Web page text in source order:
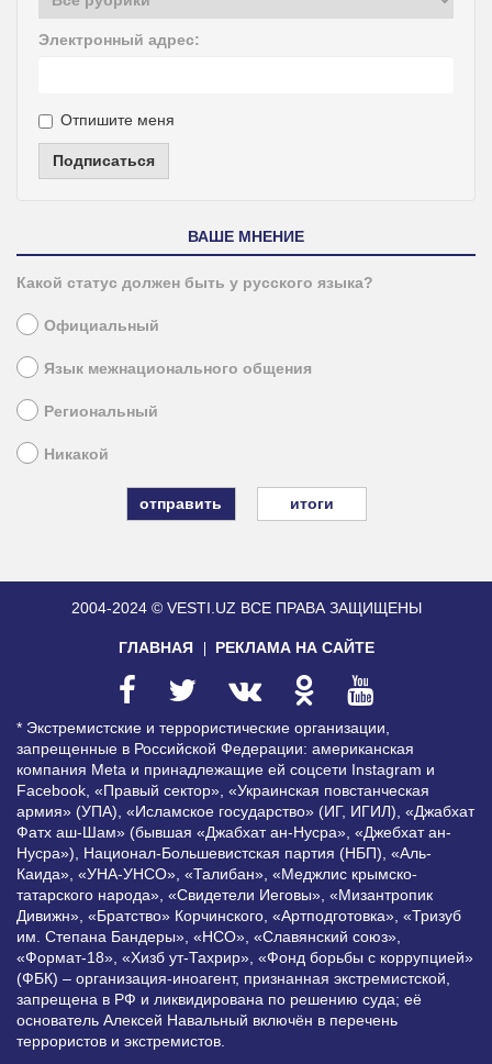
Электронный адрес:
Отпишите меня
Подписаться
ВАШЕ МНЕНИЕ
Какой статус должен быть у русского языка?
Официальный
Язык межнационального общения
Региональный
Никакой
итоги
2004-2024 © VESTI.UZ ВСЕ ПРАВА ЗАЩИЩЕНЫ
ГЛАВНАЯ РЕКЛАМА НА САЙТЕ
* Экстремистские и террористические организации,
запрещенные в Российской Федерации: американская
компания Meta и принадлежащие ей соцсети Instagram и
Facebook, «Правый сектор», «Украинская повстанческая
армия» (УПА), «Исламское государство» (ИГ, ИГИЛ), «Джабхат
Фатх аш-Шам» (бывшая «Джабхат ан-Нусра», «Джебхат ан-
Нусра»), Национал-Большевистская партия (НБП), «Аль-
Каида», «УНА-УНСО», «Талибан», «Меджлис крымско-
татарского народа», «Свидетели Иеговы», «Мизантропик
Дивижн», «Братство» Корчинского, «Артподготовка», «Тризуб
им. Степана Бандеры», «НСО», «Славянский союз»,
«Формат-18», «Хизб ут-Тахрир», «Фонд борьбы с коррупцией»
(ФБК) – организация-иноагент, признанная экстремистской,
запрещена в РФ и ликвидирована по решению суда; её
основатель Алексей Навальный включён в перечень
террористов и экстремистов.